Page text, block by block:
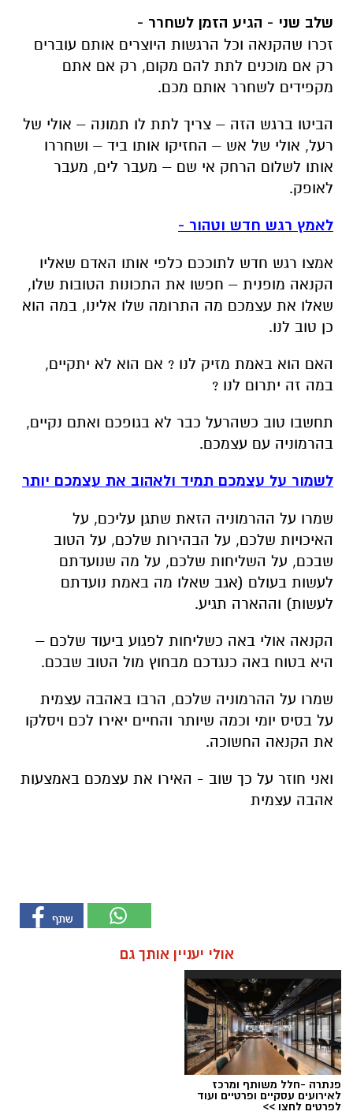
שלב שני - הגיע הזמן לשחרר -
זכרו שהקנאה וכל הרגשות היוצרים אותם עוברים
רק אם מוכנים לתת להם מקום, רק אם אתם
מקפידים לשחרר אותם מכם.
הביטו ברגש הזה – צריך לתת לו תמונה – אולי של
רעל, אולי של אש – החזיקו אותו ביד – ושחררו
אותו לשלום הרחק אי שם – מעבר לים, מעבר
לאופק.
לאמץ רגש חדש וטהור -
אמצו רגש חדש לתוככם כלפי אותו האדם שאליו
הקנאה מופנית – חפשו את התכונות הטובות שלו,
שאלו את עצמכם מה התרומה שלו אלינו, במה הוא
כן טוב לנו.
האם הוא באמת מזיק לנו ? אם הוא לא יתקיים,
במה זה יתרום לנו ?
תחשבו טוב כשהרעל כבר לא בגופכם ואתם נקיים,
בהרמוניה עם עצמכם.
לשמור על עצמכם תמיד ולאהוב את עצמכם יותר
שמרו על ההרמוניה הזאת שתגן עליכם, על
האיכויות שלכם, על הבהירות שלכם, על הטוב
שבכם, על השליחות שלכם, על מה שנועדתם
לעשות בעולם (אגב שאלו מה באמת נועדתם
לעשות) וההארה תגיע.
הקנאה אולי באה כשליחות לפגוע ביעוד שלכם –
היא בטוח באה כנגדכם מבחוץ מול הטוב שבכם.
שמרו על ההרמוניה שלכם, הרבו באהבה עצמית
על בסיס יומי וכמה שיותר והחיים יאירו לכם ויסלקו
את הקנאה החשוכה.
ואני חוזר על כך שוב - האירו את עצמכם באמצעות
אהבה עצמית
אולי יעניין אותך גם
פנתרה -חלל משותף ומרכז
לאירועים עסקיים ופרטיים ועוד
לפרטים לחצו >>